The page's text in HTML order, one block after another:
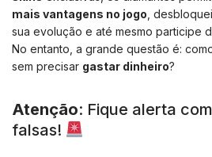
mais vantagens no jogo ,
sua evolução e até mesmo participe
No entanto, a grande questão é:
sem precisar gastar dinheiro?
Atenção: Fique alerta
falsas!